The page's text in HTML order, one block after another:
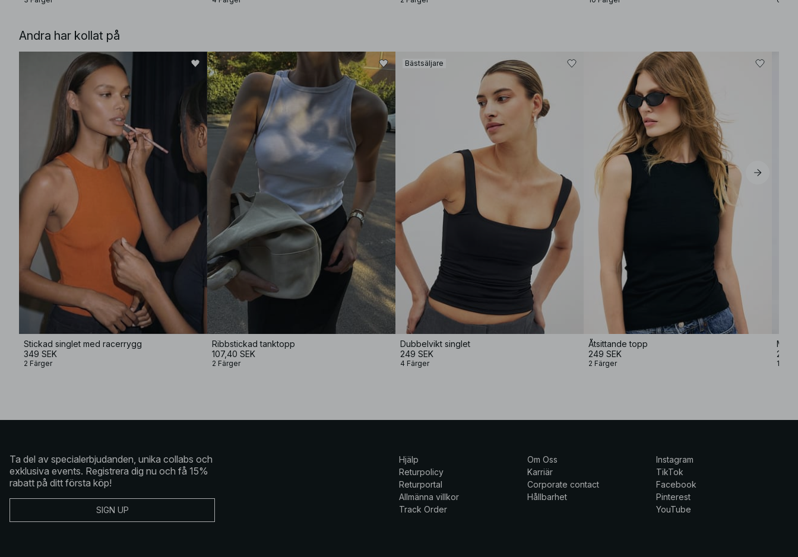
Andra har kollat på
Stickad singlet med racerrygg
349 SEK
2 Färger
Ribbstickad tanktopp
107,40 SEK
2 Färger
Bästsäljare
Dubbelvikt singlet
249 SEK
4 Färger
Åtsittande topp
249 SEK
2 Färger
249
1 Färg
Ta del av specialerbjudanden, unika collabs och
exklusiva events. Registrera dig nu och få 15%
rabatt på ditt första köp!
SIGN UP
Hjälp
Returpolicy
Returportal
Allmänna villkor
Track Order
Om Oss
Karriär
Corporate contact
Hållbarhet
Instagram
TikTok
Facebook
Pinterest
YouTube